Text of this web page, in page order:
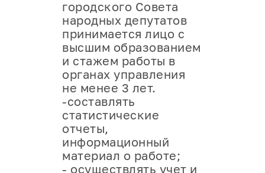
городского Совета
народных депутатов
принимается лицо с
высшим образованием
и стажем работы в
органах управления
не менее 3 лет.
-составлять
статистические
отчеты,
информационный
материал о работе;
- осуществлять учет и